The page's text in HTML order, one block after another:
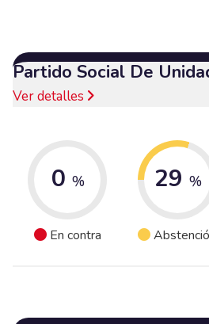
Partido Social De
Ver detalles
0 %
En contra
29 %